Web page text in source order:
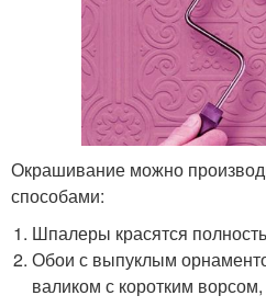
Окрашивание можно
способами:
Шпалеры красятся
Обои с выпуклым
валиком с коротким ворсом,